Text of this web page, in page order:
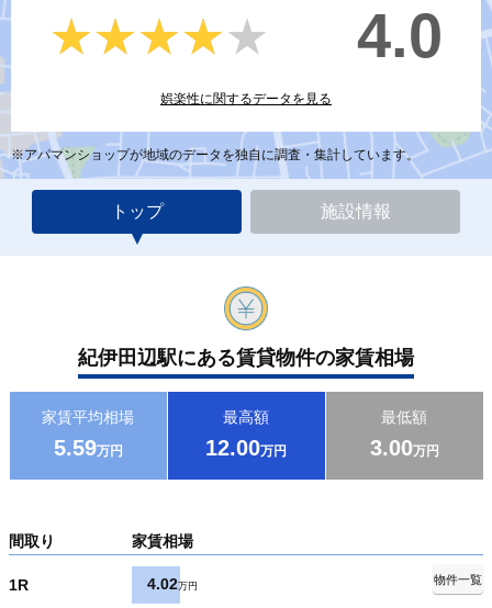
★★★★★
★★★★★ 4.0
娯楽性に関するデータを見る
※アパマンショップが地域のデータを独自に調査・集計しています。
トップ 施設情報
紀伊田辺駅にある賃貸物件の家賃相場
家賃平均相場
5.59万円
最高額
12.00万円
最低額
3.00万円
間取り 家賃相場
1R 4.02万円
物件一覧